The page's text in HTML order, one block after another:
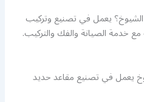
يعمل في تصنيع وتركيب
مع خدمة الصيانة والفك والتركيب.
يعمل في تصنيع مقاعد حديد